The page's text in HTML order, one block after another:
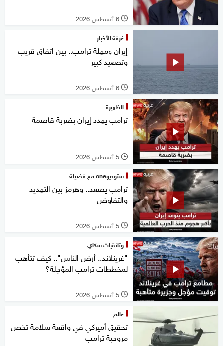
l 6 أغسطس 2026
غرفة الأخبار
إيران ومهلة ترامب.. بين اتفاق قريب
وتصعيد كبير
l 6 أغسطس 2026
الظهيرة
ترامب يهدد إيران بضربة قاصمة
l 5 أغسطس 2026
ستوديوone مع فضيلة
ترامب يصعد.. وهرمز بين التهديد
والتفاوض
l 5 أغسطس 2026
وثائقيات سكاي
"غرينلاند.. أرض الناس".. كيف تتأهب
لمخططات ترامب المؤجلة؟
l 5 أغسطس 2026
عالم
تحقيق أميركي في واقعة سلامة تخص
مروحية ترامب